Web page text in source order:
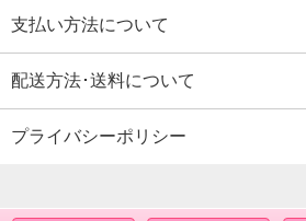
支払い方法について
配送方法･送料について
プライバシーポリシー